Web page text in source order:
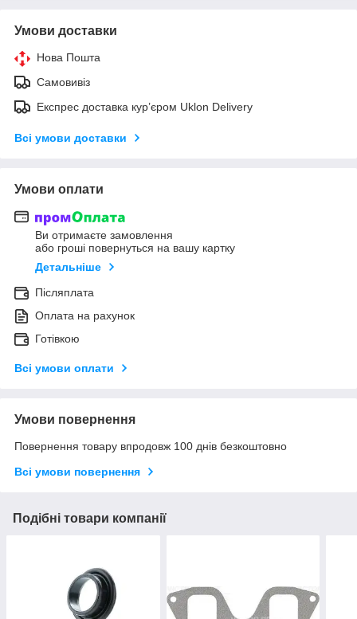
Умови доставки
Нова Пошта
Самовивіз
Експрес доставка кур’єром Uklon Delivery
Всі умови доставки
Умови оплати
Ви отримаєте замовлення
або гроші повернуться на вашу картку
Детальніше
Післяплата
Оплата на рахунок
Готівкою
Всі умови оплати
Умови повернення
Повернення товару впродовж 100 днів безкоштовно
Всі умови повернення
Подібні товари компанії